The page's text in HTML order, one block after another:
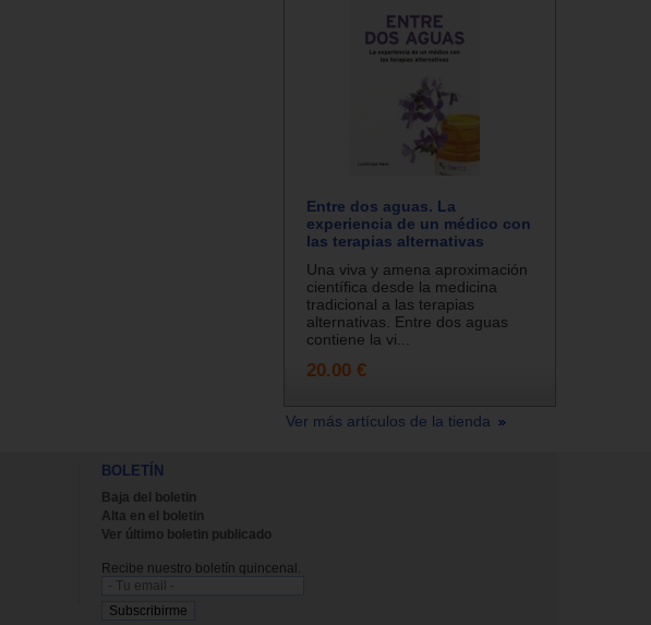
Entre dos aguas. La
experiencia de un médico con
las terapias alternativas
Una viva y amena aproximación
científica desde la medicina
tradicional a las terapias
alternativas. Entre dos aguas
contiene la vi...
20.00 €
Ver más artículos de la tienda
BOLETÍN
Baja del boletin
Alta en el boletin
Ver último boletin publicado
Recibe nuestro boletín quincenal.